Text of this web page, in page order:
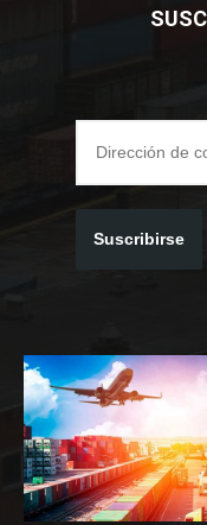
Suscribirse